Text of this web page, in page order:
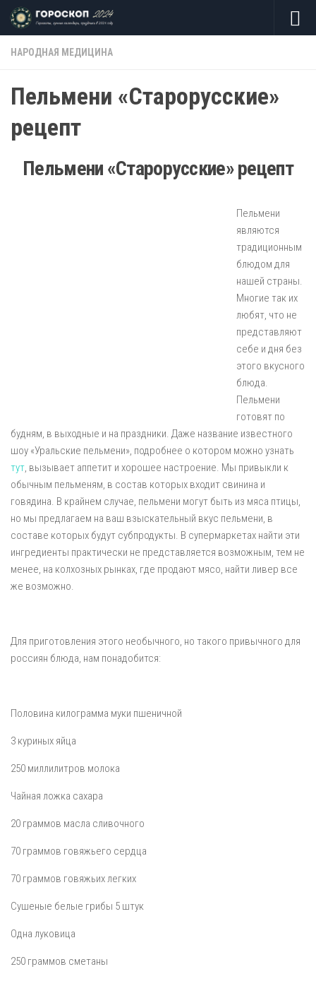
Skip to content
НАРОДНАЯ МЕДИЦИНА
Пельмени «Старорусские»
рецепт
Пельмени «Старорусские» рецепт
Пельмени
являются
традиционным
блюдом для
нашей страны.
Многие так их
любят, что не
представляют
себе и дня без
этого вкусного
блюда.
Пельмени
готовят по
будням, в выходные и на праздники. Даже название известного
шоу «Уральские пельмени», подробнее о котором можно узнать
тут, вызывает аппетит и хорошее настроение. Мы привыкли к
обычным пельменям, в состав которых входит свинина и
говядина. В крайнем случае, пельмени могут быть из мяса птицы,
но мы предлагаем на ваш взыскательный вкус пельмени, в
составе которых будут субпродукты. В супермаркетах найти эти
ингредиенты практически не представляется возможным, тем не
менее, на колхозных рынках, где продают мясо, найти ливер все
же возможно.
Для приготовления этого необычного, но такого привычного для
россиян блюда, нам понадобится:
Половина килограмма муки пшеничной
3 куриных яйца
250 миллилитров молока
Чайная ложка сахара
20 граммов масла сливочного
70 граммов говяжьего сердца
70 граммов говяжьих легких
Сушеные белые грибы 5 штук
Одна луковица
250 граммов сметаны